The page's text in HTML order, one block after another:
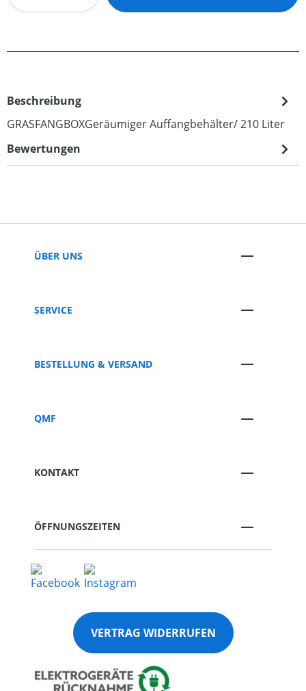
Beschreibung
GRASFANGBOXGeräumiger Auffangbehälter/ 210 Liter
Bewertungen
ÜBER UNS
SERVICE
BESTELLUNG & VERSAND
QMF
KONTAKT
ÖFFNUNGSZEITEN
VERTRAG WIDERRUFEN